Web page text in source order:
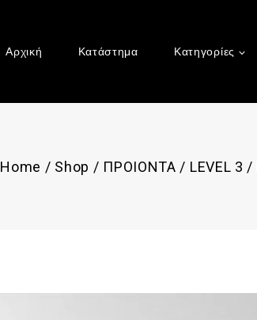
Αρχική Κατάστημα Κατηγορίες
Home / Shop / ΠΡΟΙΟΝΤΑ / LEVEL 3 /